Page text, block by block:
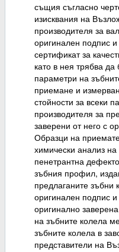
същия съгласно
изисквания на
производителя за
оригинален подпис
сертификат за
като в нея трябва да
параметри на
приемане и
стойности за всеки
производителя за
заверени от него с
Образци на
химически анализ
пенетрантна
зъбния профил,
предлаганите зъбни
оригинален подпис
оригинално
на зъбните колела
зъбните колела в
представители на